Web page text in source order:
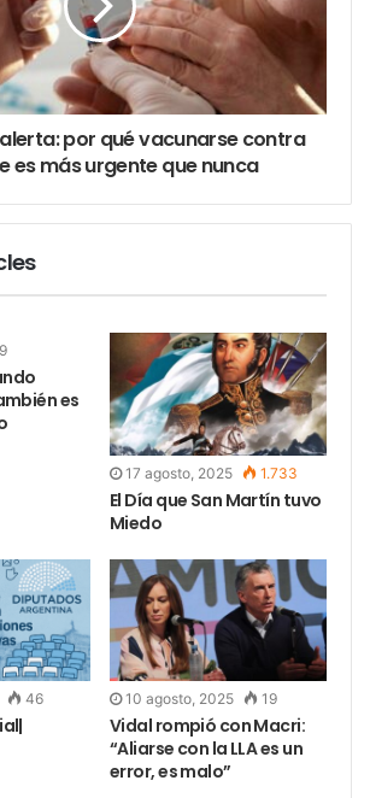
listado de visitas, como sí se le
de Kirchner.
Cristina Fernandez De
Balcon Foto Federico Lopez
judicial se reorganiza, el frente
señales de tensión contenida. Ayer
la Justicia el exsecretario de Obras
en otra causa de alto voltaje.
suspendió la reunión prevista en
Justicialista y liberó a los
que definan su propia estrategia ante
ya no está en la primera línea del
siendo un punto de fuga inevitable
argentina. Desde un departamento de
reloj institucional vuelve a correr. La
por qué vacunarse contra
es más urgente que nunca
9
es
17 agosto, 2025 1.733
El Día que San Martín tuvo
Miedo
46 10 agosto, 2025 19
Vidal rompió con Macri:
“Aliarse con la LLA es un
error, es malo”